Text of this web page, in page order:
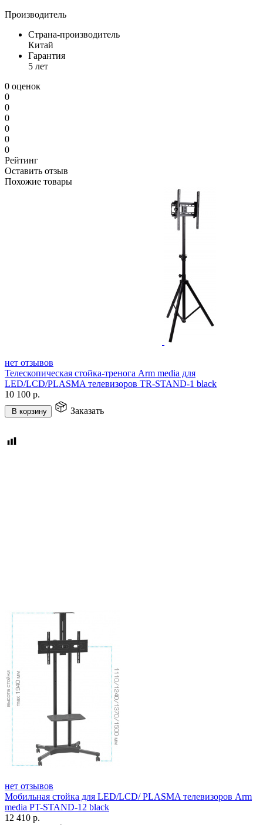
Производитель
Страна-производитель
Китай
Гарантия
5 лет
0 оценок
0
0
0
0
0
0
Рейтинг
Оставить отзыв
Похожие товары
нет отзывов
Телескопическая стойка-тренога Arm media для
LED/LCD/PLASMA телевизоров TR-STAND-1 black
10 100 р.
В корзину Заказать
нет отзывов
Мобильная стойка для LED/LCD/ PLASMA телевизоров Arm
media PT-STAND-12 black
12 410 р.